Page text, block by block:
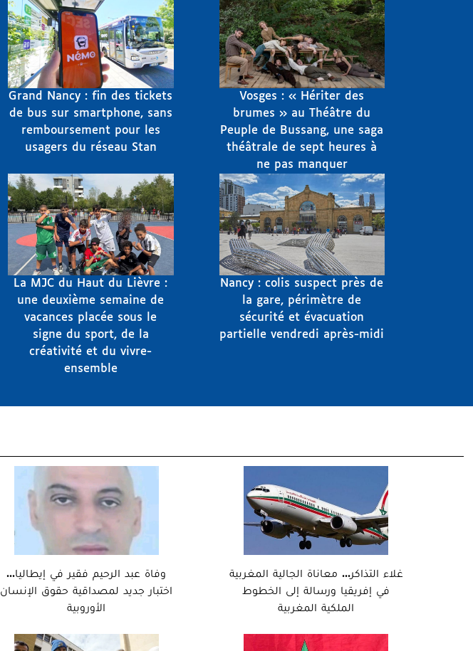
Grand Nancy : fin des tickets
de bus sur smartphone, sans
remboursement pour les
usagers du réseau Stan
Vosges : « Hériter des
brumes » au Théâtre du
Peuple de Bussang, une saga
théâtrale de sept heures à
ne pas manquer
La MJC du Haut du Lièvre :
une deuxième semaine de
vacances placée sous le
signe du sport, de la
créativité et du vivre-
ensemble
Nancy : colis suspect près de
la gare, périmètre de
sécurité et évacuation
partielle vendredi après-midi
وفاة عبد الرحيم فقير في إيطاليا...
اختبار جديد لمصداقية حقوق الإنسان
الأوروبية
غلاء التذاكر... معاناة الجالية المغربية
في إفريقيا ورسالة إلى الخطوط
الملكية المغربية